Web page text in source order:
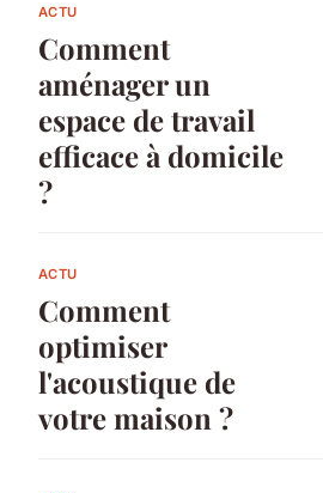
ACTU
Comment
aménager un
espace de travail
efficace à domicile
?
ACTU
Comment
optimiser
l'acoustique de
votre maison ?